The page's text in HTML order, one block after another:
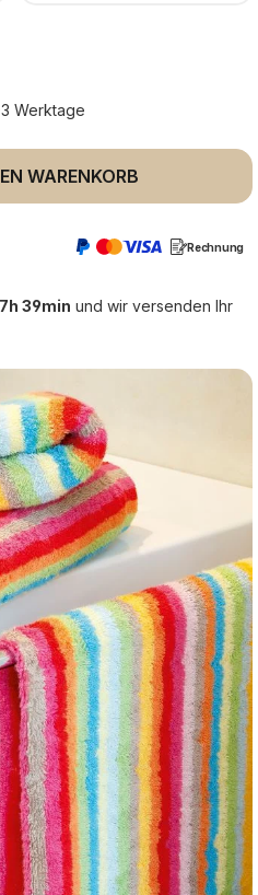
Werktage
den gewünschten
WARENKORB
Rechnung
7h 39min und wir versenden Ihr